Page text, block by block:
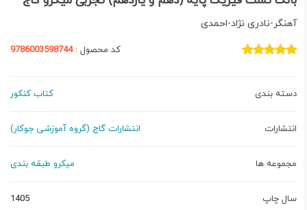
آهنگر-نادری نژاد-احمدی
کد محصول :9786003598744
دسته بندی کتاب کنکور
انتشارات انتشارات گاج (گروه آموزشی جوکار)
مجموعه ها میکرو طبقه بندی
سال چاپ 1405